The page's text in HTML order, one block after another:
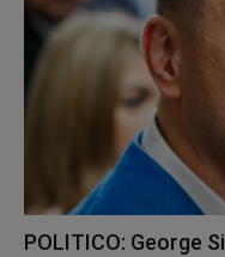
POLITICO: George